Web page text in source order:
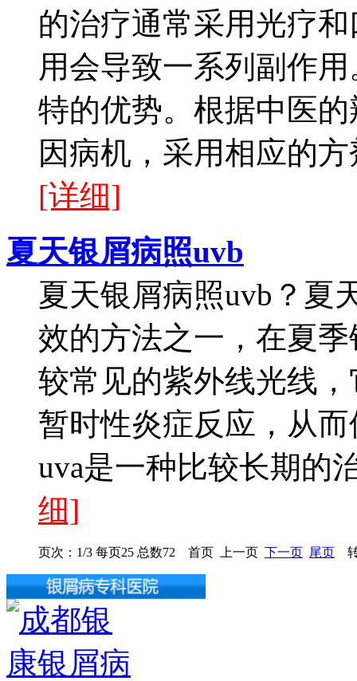
的治疗通常采用光疗
用会导致一系列副作
特的优势。根据中医
因病机，采用相应的
[详细]
夏天银屑病照uvb
夏天银屑病照uvb？夏
效的方法之一，在夏
较常见的紫外线光线
暂时性炎症反应，从
uva是一种比较长期的
细]
页次：1/3 每页25 总数72 首页 上一页 下一页 尾页